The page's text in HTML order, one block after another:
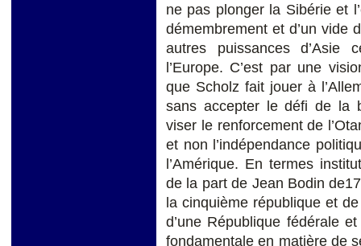
ne pas plonger la Sibérie et
démembrement et d’un vide
autres puissances d’Asie
l’Europe. C’est par une
que Scholz fait jouer à
sans accepter le défi de la
viser le renforcement de
et non l’indépendance
l’Amérique. En termes
de la part de Jean Bodin
la cinquième république et
d’une République fédérale
fondamentale en matière de